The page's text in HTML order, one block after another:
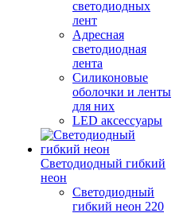
светодиодных
лент
Адресная
светодиодная
лента
Силиконовые
оболочки и ленты
для них
LED аксессуары
Светодиодный гибкий
неон
Светодиодный
гибкий неон 220